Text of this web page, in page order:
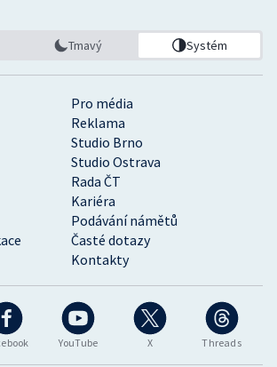
YouTube X Threads
Pro média
Reklama
Studio Brno
Studio Ostrava
Rada ČT
Kariéra
Podávání námětů
Časté dotazy
Kontakty
Tmavý Systém